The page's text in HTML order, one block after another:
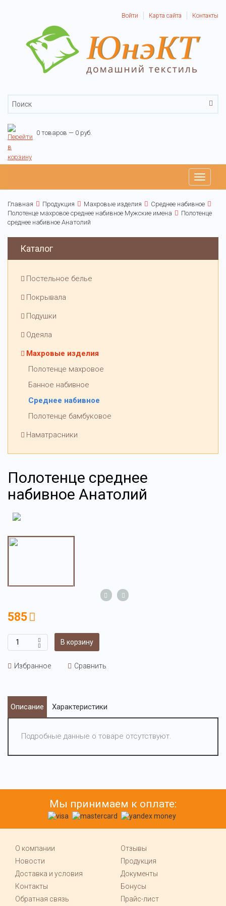
Войти Карта сайта Контакты
0 товаров — 0 руб.
Toggle
Главная Продукция Махровые изделия
Среднее набивное
Полотенце махровое среднее набивное Мужские имена
Полотенце
среднее набивное Анатолий
Каталог
Постельное белье
Покрывала
Подушки
Одеяла
Махровые изделия
Полотенце махровое
Банное набивное
Среднее набивное
Полотенце бамбуковое
Наматрасники
Полотенце среднее
набивное Анатолий
585
В корзину
Избранное Сравнить
Описание Характеристики
Подробные данные о товаре отсутствуют.
Мы принимаем к оплате:
О компании
Отзывы
Новости
Продукция
Доставка и условия
Документы
Контакты
Бонусы
Обратная связь
Прайс-лист